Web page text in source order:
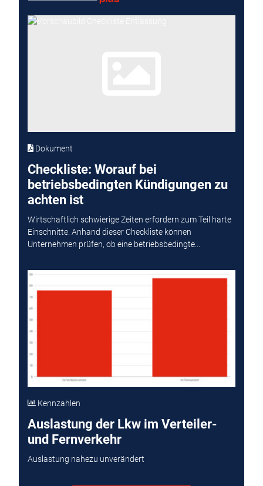
Dokument
Checkliste: Worauf bei
betriebsbedingten Kündigungen zu
achten ist
Wirtschaftlich schwierige Zeiten erfordern zum Teil harte
Einschnitte. Anhand dieser Checkliste können
Unternehmen prüfen, ob eine betriebsbedingte...
Kennzahlen
Auslastung der Lkw im Verteiler-
und Fernverkehr
Auslastung nahezu unverändert